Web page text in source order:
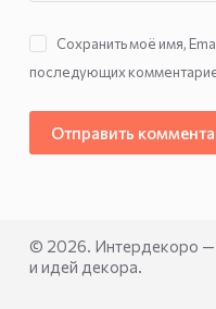
Сохранить моё имя,
последующих
Отправить
© 2026. Интердекоро —
и идей декора.